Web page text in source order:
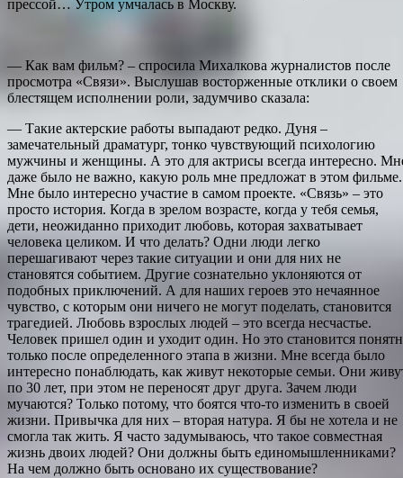
прессой… Утром умчалась в Москву.
— Как вам фильм? – спросила Михалкова журналистов после
просмотра «Связи». Выслушав восторженные отклики о своем
блестящем исполнении роли, задумчиво сказала:
— Такие актерские работы выпадают редко. Дуня –
замечательный драматург, тонко чувствующий психологию
мужчины и женщины. А это для актрисы всегда интересно.
даже было не важно, какую роль мне предложат в этом фильме.
Мне было интересно участие в самом проекте. «Связь» – это
просто история. Когда в зрелом возрасте, когда у тебя семья,
дети, неожиданно приходит любовь, которая захватывает
человека целиком. И что делать? Одни люди легко
перешагивают через такие ситуации и они для них не
становятся событием. Другие сознательно уклоняются от
подобных приключений. А для наших героев это нечаянное
чувство, с которым они ничего не могут поделать, становится
трагедией. Любовь взрослых людей – это всегда несчастье.
Человек пришел один и уходит один. Но это становится
только после определенного этапа в жизни. Мне всегда было
интересно понаблюдать, как живут некоторые семьи. Они
по 30 лет, при этом не переносят друг друга. Зачем люди
мучаются? Только потому, что боятся что-то изменить в своей
жизни. Привычка для них – вторая натура. Я бы не хотела и не
смогла так жить. Я часто задумываюсь, что такое совместная
жизнь двоих людей? Они должны быть единомышленниками?
На чем должно быть основано их существование?